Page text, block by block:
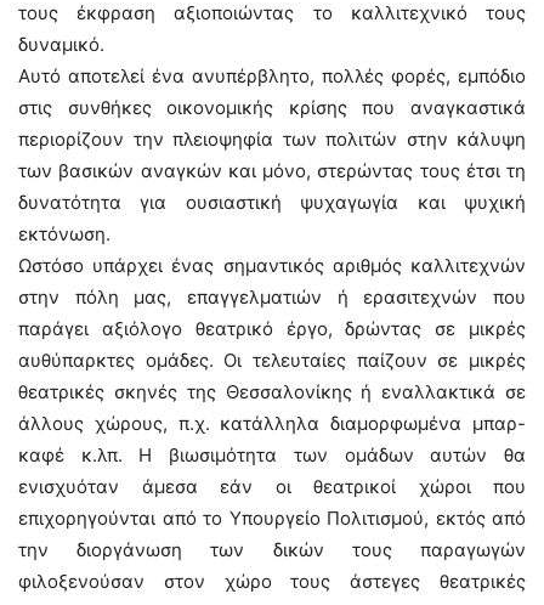
τους έκφραση αξιοποιώντας το καλλιτεχνικό τους
δυναμικό.
Αυτό αποτελεί ένα ανυπέρβλητο, πολλές φορές, εμπόδιο
στις συνθήκες οικονομικής κρίσης που αναγκαστικά
περιορίζουν την πλειοψηφία των πολιτών στην κάλυψη
των βασικών αναγκών και μόνο, στερώντας τους έτσι τη
δυνατότητα για ουσιαστική ψυχαγωγία και ψυχική
εκτόνωση.
Ωστόσο υπάρχει ένας σημαντικός αριθμός καλλιτεχνών
στην πόλη μας, επαγγελματιών ή ερασιτεχνών που
παράγει αξιόλογο θεατρικό έργο, δρώντας σε μικρές
αυθύπαρκτες ομάδες. Οι τελευταίες παίζουν σε μικρές
θεατρικές σκηνές της Θεσσαλονίκης ή εναλλακτικά σε
άλλους χώρους, π.χ. κατάλληλα διαμορφωμένα μπαρ-
καφέ κ.λπ. Η βιωσιμότητα των ομάδων αυτών θα
ενισχυόταν άμεσα εάν οι θεατρικοί χώροι που
επιχορηγούνται από το Υπουργείο Πολιτισμού, εκτός από
την διοργάνωση των δικών τους παραγωγών
φιλοξενούσαν στον χώρο τους άστεγες θεατρικές